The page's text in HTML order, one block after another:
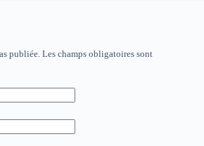
publiée. Les champs obligatoires sont